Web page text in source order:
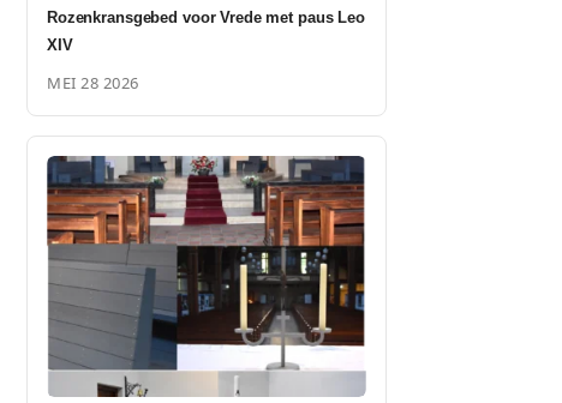
Rozenkransgebed voor Vrede met paus Leo
XIV
MEI 28 2026